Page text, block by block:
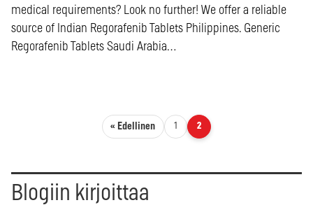
medical requirements? Look no further! We offer a reliable
source of Indian Regorafenib Tablets Philippines. Generic
Regorafenib Tablets Saudi Arabia…
Artikkelien sivutus
« Edellinen 1 2
Blogiin kirjoittaa